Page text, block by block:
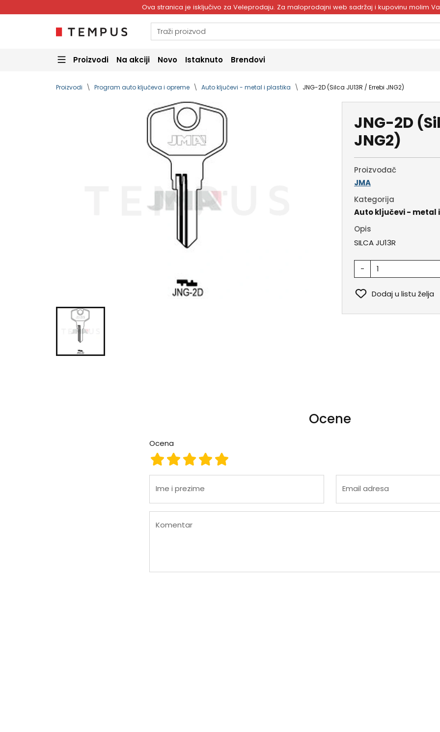
Ova stranica je isključivo za Veleprodaju. Za maloprodajni web sadržaj i kupovinu molim
Proizvodi Na akciji Novo Istaknuto Brendovi
Proizvodi Program auto ključeva i opreme Auto ključevi - metal i plastika JNG-2D (Silca JU13R / Errebi JNG2)
JNG-2D
JNG2)
Proizvođač
JMA
Kategorija
Auto ključevi - metal
Opis
SILCA JU13R
-
Dodaj u listu želja
Ocene
Ocena
Ocena 5
Ocena 4
Ocena 3
Ocena 2
Ocena 1
Ime i prezime Email adresa
Komentar